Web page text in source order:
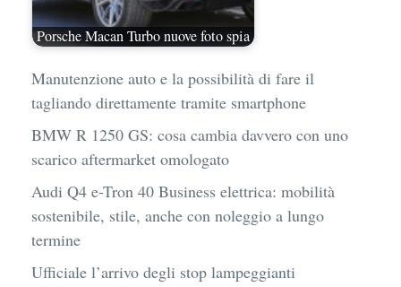
Porsche Macan Turbo nuove foto spia
Manutenzione auto e la possibilità di fare il
tagliando direttamente tramite smartphone
BMW R 1250 GS: cosa cambia davvero con uno
scarico aftermarket omologato
Audi Q4 e-Tron 40 Business elettrica: mobilità
sostenibile, stile, anche con noleggio a lungo
termine
Ufficiale l’arrivo degli stop lampeggianti